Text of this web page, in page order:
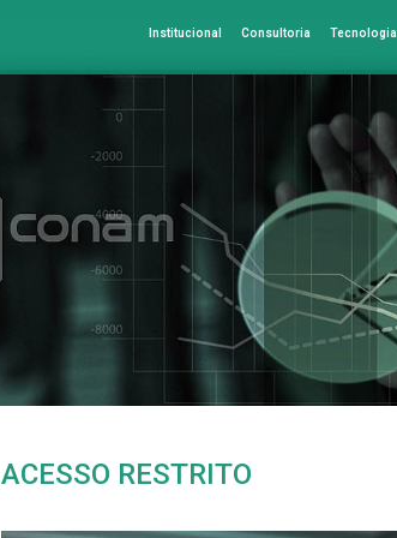
Institucional Consultoria Tecnologia
ACESSO RESTRITO